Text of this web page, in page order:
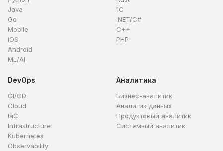
Java
Go
Mobile
iOS
Android
ML/AI
1C
.NET/C#
C++
PHP
DevOps
CI/CD
Cloud
IaC
Infrastructure
Kubernetes
Observability
Аналитика
Бизнес-аналитик
Аналитик данных
Продуктовый аналитик
Системный аналитик